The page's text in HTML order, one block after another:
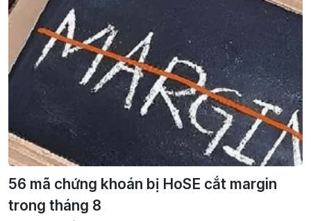
56 mã chứng khoán bị HoSE cắt margin
trong tháng 8